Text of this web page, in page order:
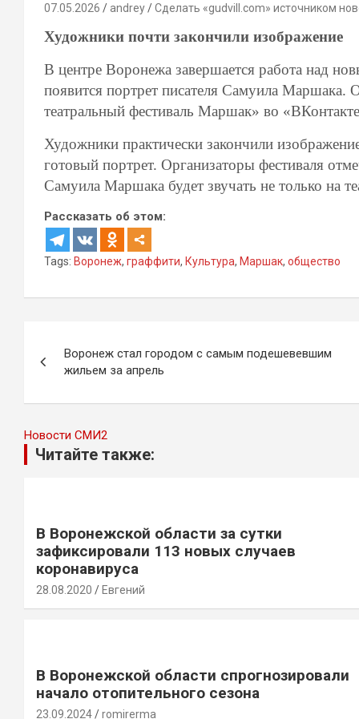
07.05.2026 andrey Сделать «gudvill.com» источником
Художники почти закончили изображение
В центре Воронежа завершается работа над
появится портрет писателя Самуила
театральный фестиваль Маршак» во
Художники практически закончили
готовый портрет. Организаторы фестиваля
Самуила Маршака будет звучать не только на
Рассказать об этом:
Tags: Воронеж, граффити, Культура, Маршак, общество
по
записям
Воронеж стал городом с самым подешевевшим
жильем за апрель
Новости СМИ2
Читайте также:
В Воронежской области за сутки
зафиксировали 113 новых случаев
коронавируса
28.08.2020 Евгений
В Воронежской области спрогнозировали
начало отопительного сезона
23.09.2024 romirerma